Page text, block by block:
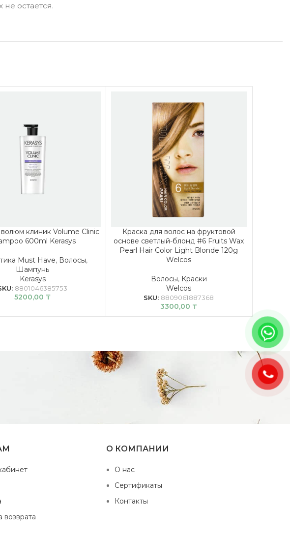
остается.
клиник Volume Clinic
600ml Kerasys
Must Have, Волосы,
Шампунь
Kerasys
8801046385753
5200,00 ₸
Краска для волос на фруктовой
основе светлый-блонд #6 Fruits Wax
Pearl Hair Color Light Blonde 120g
Welcos
Волосы, Краски
Welcos
SKU: 8809061887368
3300,00 ₸
возврата
О КОМПАНИИ
О нас
Сертификаты
Контакты